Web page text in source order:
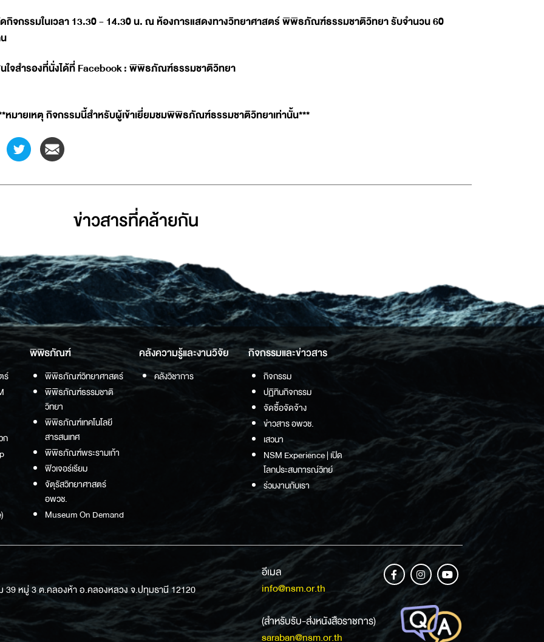
กิจกรรมในเวลา 13.30 - 14.30 น. ณ ห้องการแสดงทางวิทยาศาสตร์ พิพิธภัณฑ์ธรรมชาติวิทยา รับจำนวน 60
ใจสำรองที่นั่งได้ที่ Facebook : พิพิธภัณฑ์ธรรมชาติวิทยา
หมายเหตุ กิจกรรมนี้สำหรับผู้เข้าเยี่ยมชมพิพิธภัณฑ์ธรรมชาติวิทยาเท่านั้น***
ข่าวสารที่่คล้ายกัน
ร์
ก
พิพิธภัณฑ์
พิพิธภัณฑ์วิทยาศาสตร์
พิพิธภัณฑ์ธรรมชาติ
วิทยา
พิพิธภัณฑ์เทคโนโลยี
สารสนเทศ
พิพิธภัณฑ์พระรามเก้า
ฟิวเจอร์เรียม
จัตุรัสวิทยาศาสตร์
อพวช.
Museum On Demand
คลังความรู้และงานวิจัย
คลังวิชาการ
กิจกรรมและข่าวสาร
กิจกรรม
ปฏิทินกิจกรรม
จัดซื้อจัดจ้าง
ข่าวสาร อพวช.
เสวนา
NSM Experience | เปิด
โลกประสบการณ์วิทย์
ร่วมงานกับเรา
39 หมู่ 3 ต.คลองห้า อ.คลองหลวง จ.ปทุมธานี 12120
อีเมล
info@nsm.or.th
(สำหรับรับ-ส่งหนังสือราชการ)
saraban@nsm.or.th